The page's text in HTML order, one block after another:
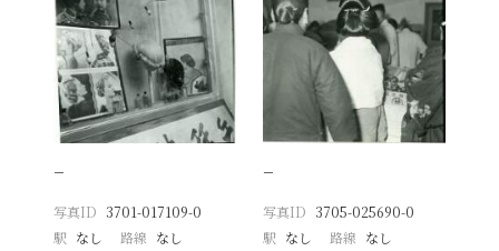
−
写真ID 3701-017109-0
駅 なし 路線 なし
−
写真ID 3705-025690-0
駅 なし 路線 なし